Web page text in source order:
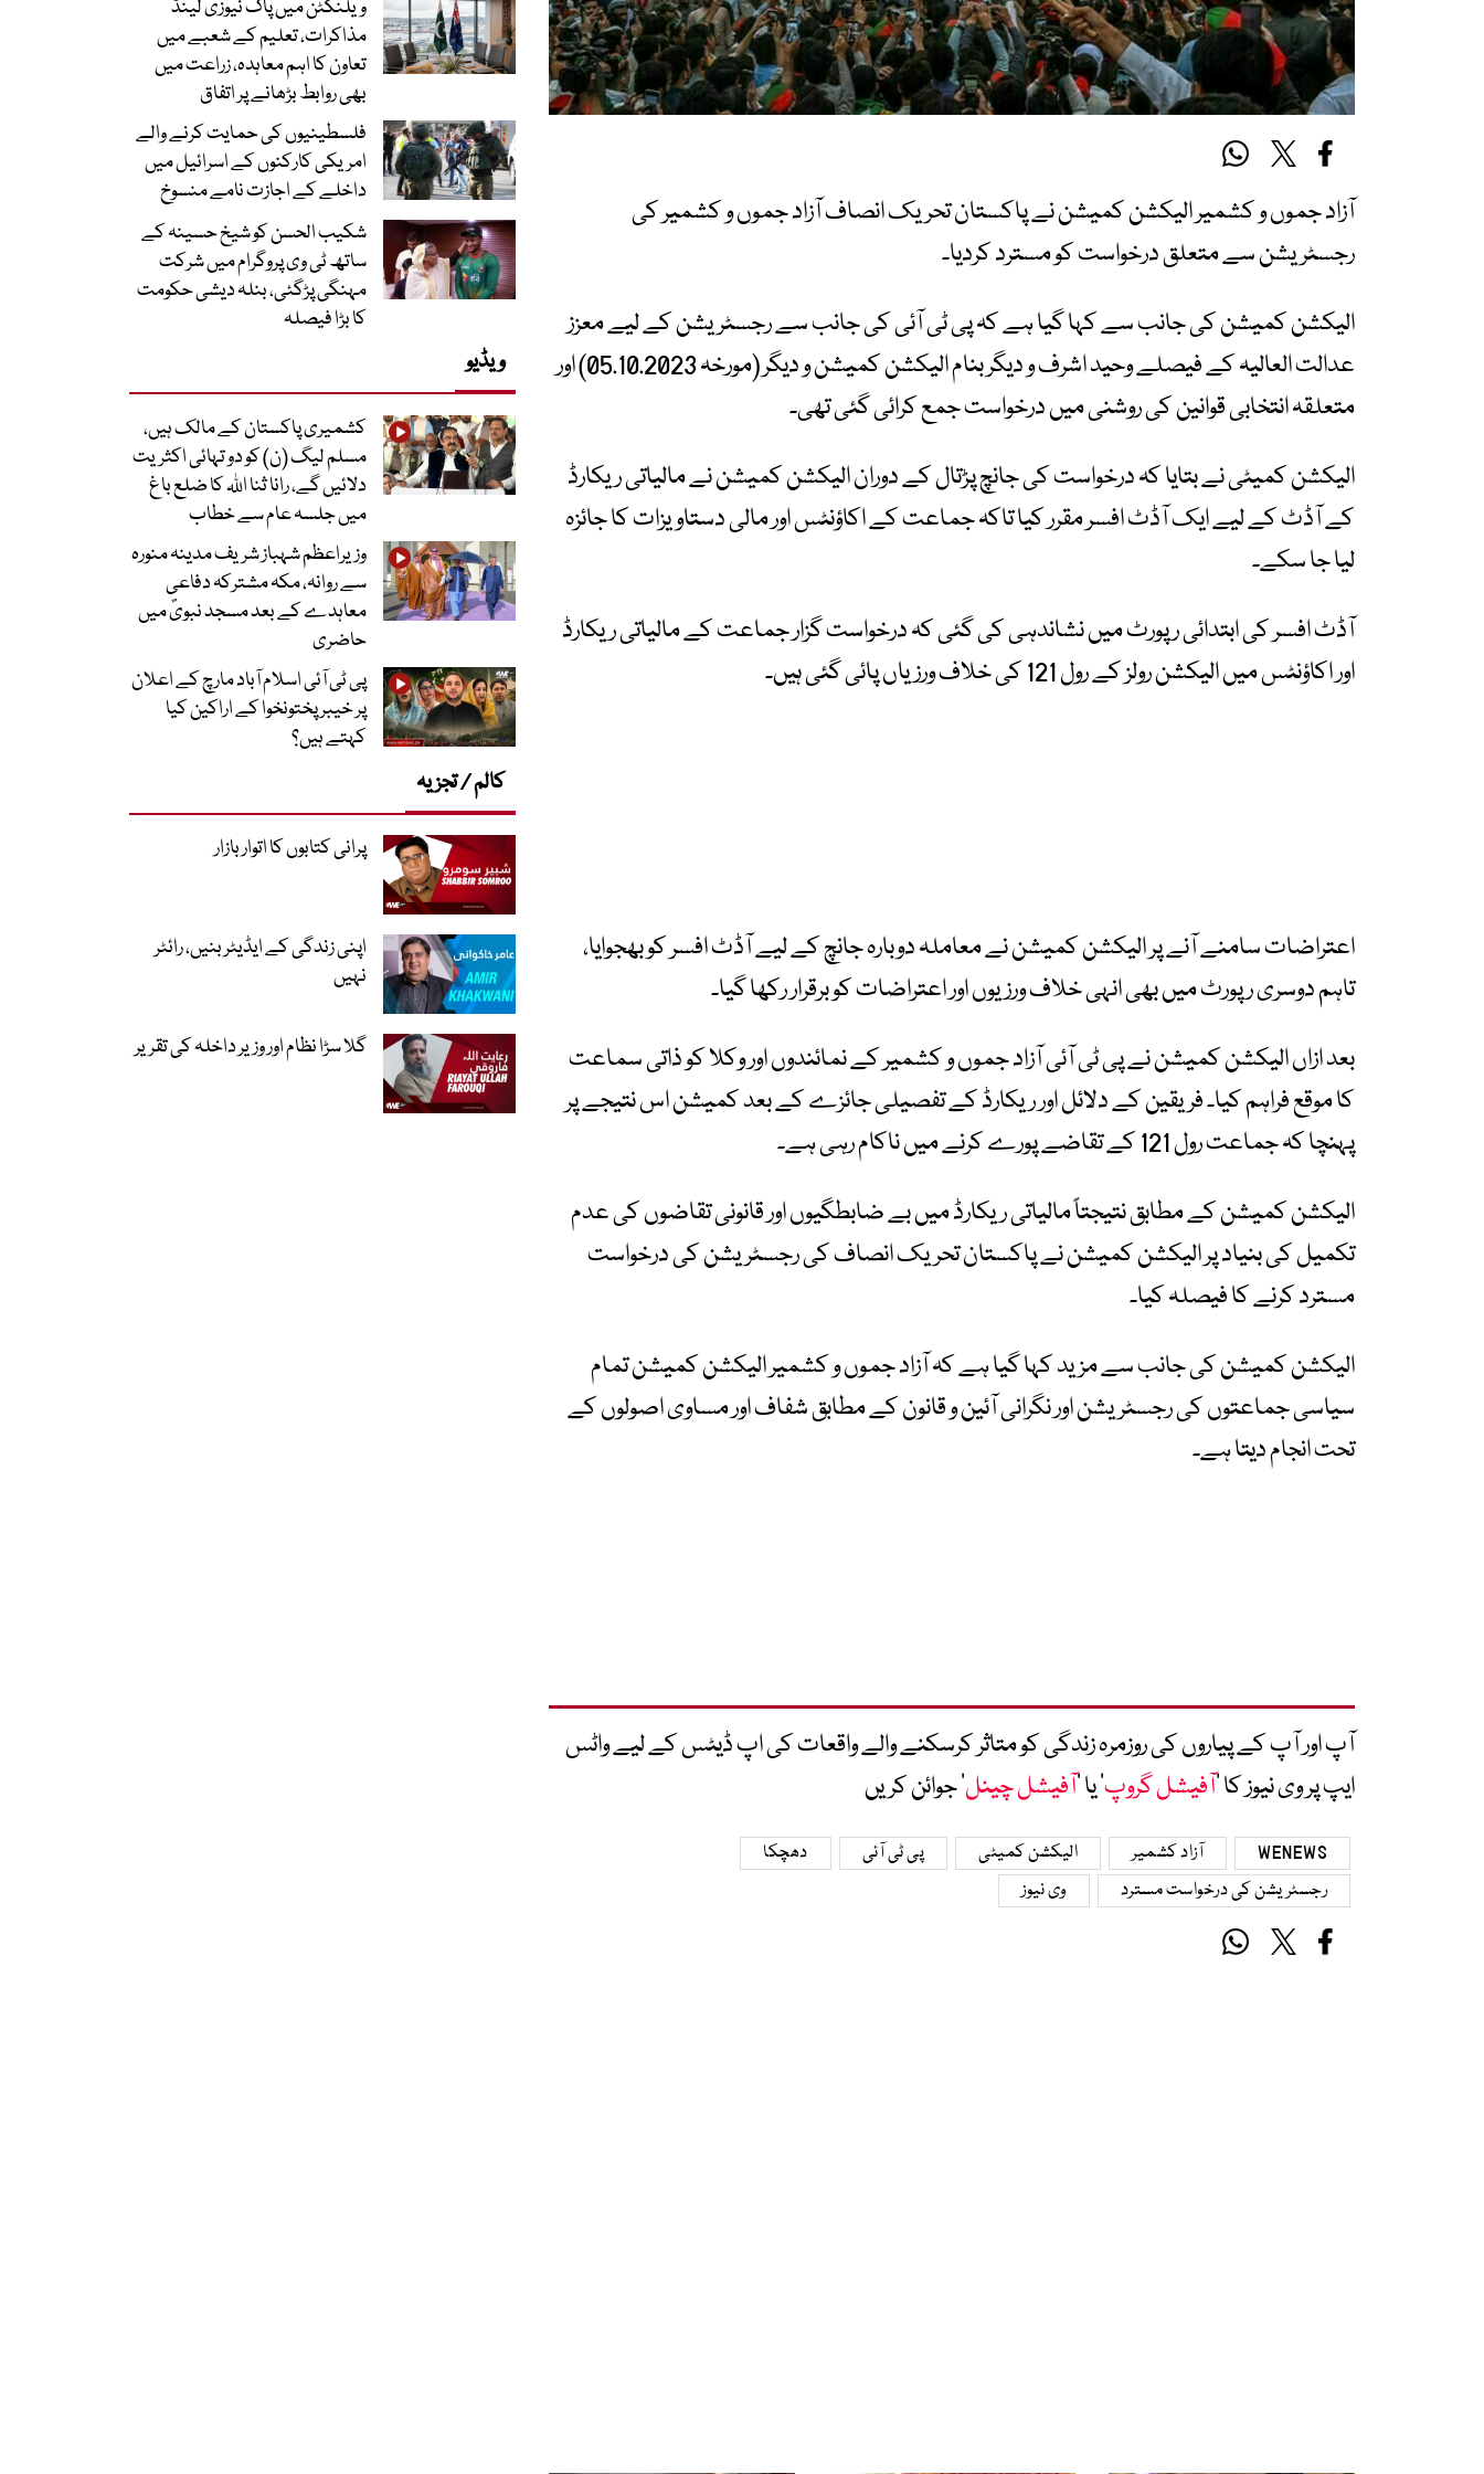
آزاد جموں و کشمیر الیکشن کمیشن نے پاکستان تحریک انصاف آزاد جموں و کشمیر کی
رجسٹریشن سے متعلق درخواست کو مسترد کردیا۔
الیکشن کمیشن کی جانب سے کہا گیا ہے کہ پی ٹی آئی کی جانب سے رجسٹریشن کے لیے معزز
عدالت العالیہ کے فیصلے وحید اشرف و دیگر بنام الیکشن کمیشن و دیگر (مورخہ 05.10.2023) اور
متعلقہ انتخابی قوانین کی روشنی میں درخواست جمع کرائی گئی تھی۔
الیکشن کمیٹی نے بتایا کہ درخواست کی جانچ پڑتال کے دوران الیکشن کمیشن نے مالیاتی ریکارڈ
کے آڈٹ کے لیے ایک آڈٹ افسر مقرر کیا تاکہ جماعت کے اکاؤنٹس اور مالی دستاویزات کا جائزہ
لیا جا سکے۔
آڈٹ افسر کی ابتدائی رپورٹ میں نشاندہی کی گئی کہ درخواست گزار جماعت کے مالیاتی ریکارڈ
اور اکاؤنٹس میں الیکشن رولز کے رول 121 کی خلاف ورزیاں پائی گئی ہیں۔
اعتراضات سامنے آنے پر الیکشن کمیشن نے معاملہ دوبارہ جانچ کے لیے آڈٹ افسر کو بھجوایا،
تاہم دوسری رپورٹ میں بھی انہی خلاف ورزیوں اور اعتراضات کو برقرار رکھا گیا۔
بعد ازاں الیکشن کمیشن نے پی ٹی آئی آزاد جموں و کشمیر کے نمائندوں اور وکلا کو ذاتی سماعت
کا موقع فراہم کیا۔ فریقین کے دلائل اور ریکارڈ کے تفصیلی جائزے کے بعد کمیشن اس نتیجے پر
پہنچا کہ جماعت رول 121 کے تقاضے پورے کرنے میں ناکام رہی ہے۔
الیکشن کمیشن کے مطابق نتیجتاً مالیاتی ریکارڈ میں بے ضابطگیوں اور قانونی تقاضوں کی عدم
تکمیل کی بنیاد پر الیکشن کمیشن نے پاکستان تحریک انصاف کی رجسٹریشن کی درخواست
مسترد کرنے کا فیصلہ کیا۔
الیکشن کمیشن کی جانب سے مزید کہا گیا ہے کہ آزاد جموں و کشمیر الیکشن کمیشن تمام
سیاسی جماعتوں کی رجسٹریشن اور نگرانی آئین و قانون کے مطابق شفاف اور مساوی اصولوں کے
تحت انجام دیتا ہے۔
آپ اور آپ کے پیاروں کی روزمرہ زندگی کو متاثر کرسکنے والے واقعات کی اپ ڈیٹس کے لیے واٹس
ایپ پر وی نیوز کا ’آفیشل گروپ‘ یا ’آفیشل چینل‘ جوائن کریں
WENEWS آزاد کشمیر الیکشن کمیٹی پی ٹی آئی
دھچکا
رجسٹریشن کی درخواست مسترد
وی نیوز
ویلنگٹن میں پاک نیوزی لینڈ
مذاکرات، تعلیم کے شعبے میں
تعاون کا اہم معاہدہ، زراعت میں
بھی روابط بڑھانے پر اتفاق
فلسطینیوں کی حمایت کرنے والے
امریکی کارکنوں کے اسرائیل میں
داخلے کے اجازت نامے منسوخ
شکیب الحسن کو شیخ حسینہ کے
ساتھ ٹی وی پروگرام میں شرکت
مہنگی پڑگئی، بنلہ دیشی حکومت
کا بڑا فیصلہ
ویڈیو
کشمیری پاکستان کے مالک ہیں،
مسلم لیگ (ن) کو دو تہائی اکثریت
دلائیں گے، رانا ثنا اللہ کا ضلع باغ
میں جلسہ عام سے خطاب
وزیراعظم شہباز شریف مدینہ منورہ
سے روانہ، مکہ مشترکہ دفاعی
معاہدے کے بعد مسجد نبویؐ میں
حاضری
پی ٹی آئی اسلام آباد مارچ کے اعلان
پر خیبر پختونخوا کے اراکین کیا
کہتے ہیں؟
کالم / تجزیہ
پرانی کتابوں کا اتوار بازار
اپنی زندگی کے ایڈیٹر بنیں، رائٹر
نہیں
گلا سڑا نظام اور وزیر داخلہ کی تقریر